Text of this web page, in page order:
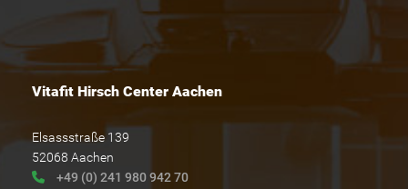
Vitafit Hirsch Center Aachen
Elsassstraße 139
52068 Aachen
+49 (0) 241 980 942 70